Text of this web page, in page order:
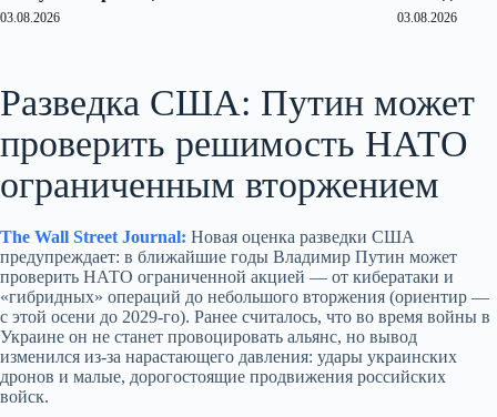
03.08.2026 03.08.2026
Разведка США: Путин может
проверить решимость НАТО
ограниченным вторжением
The Wall Street Journal: Новая оценка разведки США
предупреждает: в ближайшие годы Владимир Путин может
проверить НАТО ограниченной акцией — от кибератаки и
«гибридных» операций до небольшого вторжения (ориентир —
с этой осени до 2029‑го). Ранее считалось, что во время войны в
Украине он не станет провоцировать альянс, но вывод
изменился из‑за нарастающего давления: удары украинских
дронов и малые, дорогостоящие продвижения российских
войск.